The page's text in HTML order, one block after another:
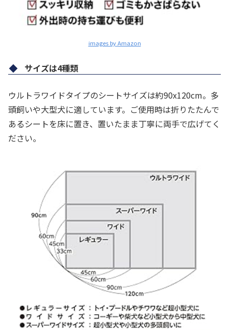
images by Amazon
サイズは4種類
ウルトラワイドタイプのシートサイズは約90x120cm。多
頭飼いや大型犬に適しています。ご使用時は折りたたんで
あるシートを床に置き、置いたまま丁寧に両手で広げてく
ださい。